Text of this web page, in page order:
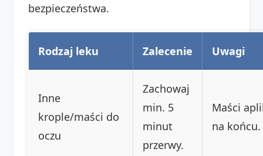
bezpieczeństwa.
Rodzaj leku Zalecenie Uwagi
Inne
krople/maści do
oczu
Zachowaj
min. 5
minut
przerwy.
Maści
na końcu.